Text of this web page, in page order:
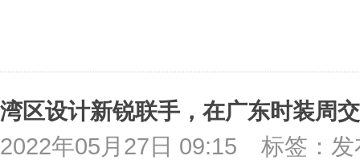
湾区设计新锐联手，在广东时装周
2022年05月27日 09:15
标签：